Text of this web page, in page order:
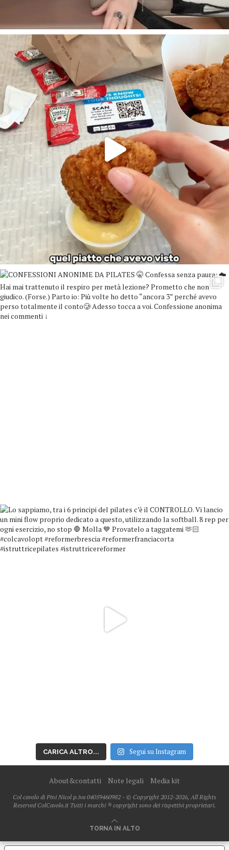
CARICA ALTRO... Segui su Instagram
About&contatti Note legali Media kit
Col cavolo di Pini Nicol p.iva 04059460982 - © Copyright 2012-2026, All Rights
Reserved ColCavolo.it Tutti i marchi ® copyright sono dei rispettivi proprietari.
TORNA IN ALTO